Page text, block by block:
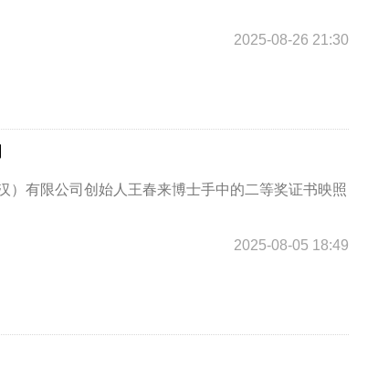
2025-08-26 21:30
）有限公司创始人王春来博士手中的二等奖证书映照
2025-08-05 18:49